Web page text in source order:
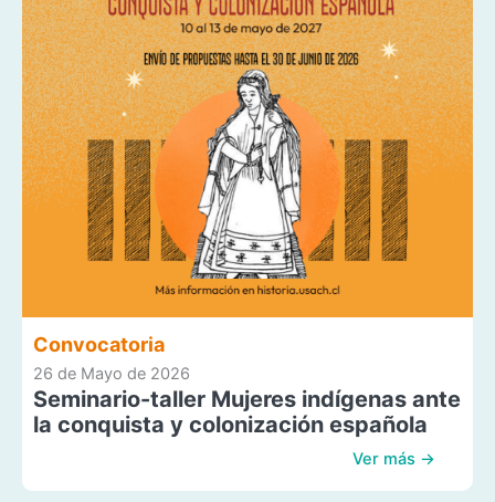
Convocatoria
26 de Mayo de 2026
Seminario-taller Mujeres indígenas ante
la conquista y colonización española
Ver más →